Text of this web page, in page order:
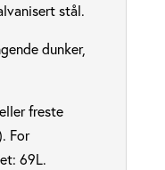
stål.
dunker,
freste
For
69L.